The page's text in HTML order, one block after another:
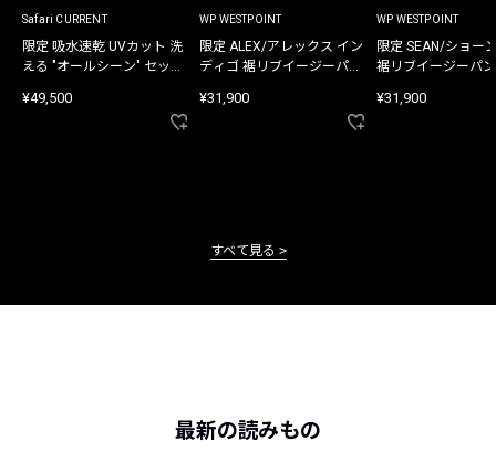
Safari CURRENT
限定 吸水速乾 UVカット 洗
える "オールシーン" セット
¥49,500
WP WESTPOINT
限定 ALEX/アレックス イン
ディゴ 裾リブイージーパン
¥31,900
WP WESTPOINT
限定 SEAN/ショー
裾リブイージーパ
¥31,900
すべて見る
最新の読みもの